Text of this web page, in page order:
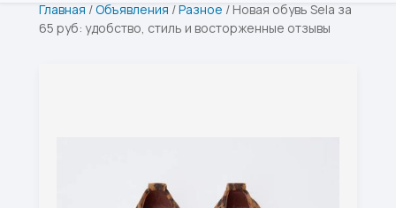
Главная /Объявления /Разное / Новая обувь Sela за
65 руб: удобство, стиль и восторженные отзывы